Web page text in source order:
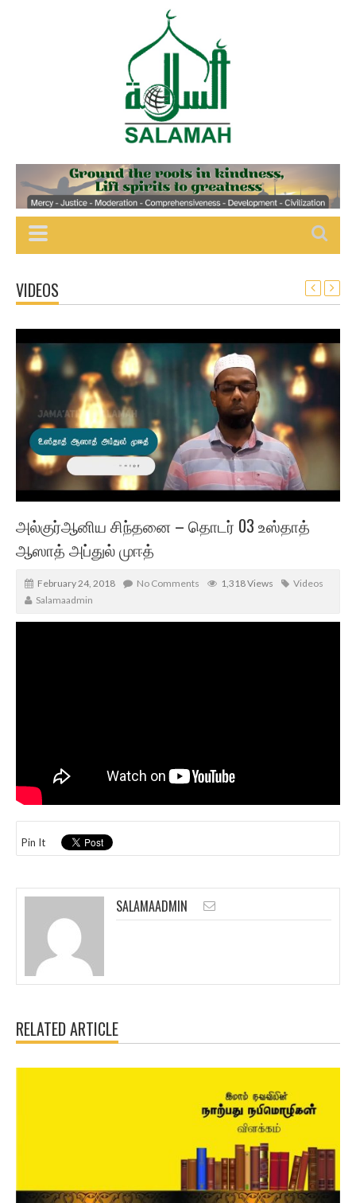
VIDEOS
அல்குர்ஆனிய சிந்தனை – தொடர் 03 உஸ்தாத்
ஆஸாத் அப்துல் முஈத்
February 24, 2018 No Comments 1,318 Views
Videos
Salamaadmin
Pin It
SALAMAADMIN
RELATED ARTICLE